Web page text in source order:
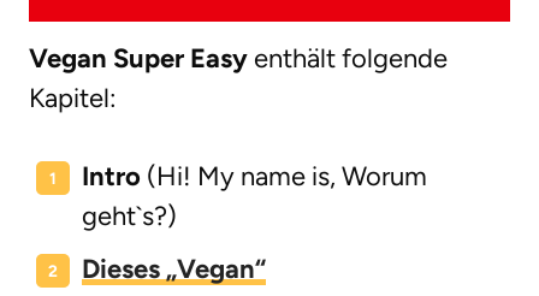
Vegan Super Easy enthält folgende
Kapitel:
Intro (Hi! My name is, Worum
geht`s?)
Dieses „Vegan“